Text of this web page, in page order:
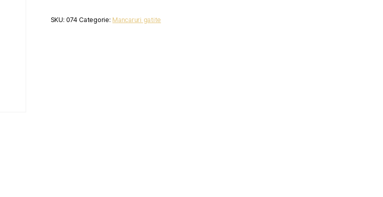
SKU:074 Categorie: Mancaruri gatite